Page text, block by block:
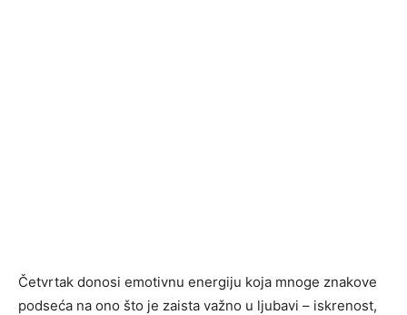
Četvrtak donosi emotivnu energiju koja mnoge znakove
podseća na ono što je zaista važno u ljubavi – iskrenost,